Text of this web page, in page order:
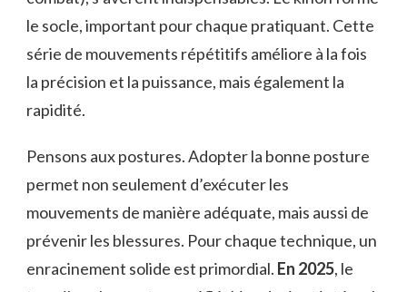
le socle, important pour chaque pratiquant. Cette
série de mouvements répétitifs améliore à la fois
la précision et la puissance, mais également la
rapidité.
Pensons aux postures. Adopter la bonne posture
permet non seulement d’exécuter les
mouvements de manière adéquate, mais aussi de
prévenir les blessures. Pour chaque technique, un
enracinement solide est primordial. En 2025, le